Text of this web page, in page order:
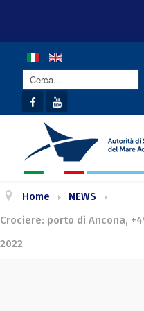
Cerca...
Home
NEWS
Crociere: porto di Ancona,
2022